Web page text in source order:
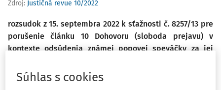
Zdroj: Justičná revue 10/2022
rozsudok z 15. septembra 2022 k sťažnosti č. 8257/13 pre
porušenie článku 10 Dohovoru(sloboda prejavu) v
kontexte odsúdenia známej popovej speváčky za jej
Súhlas s cookies